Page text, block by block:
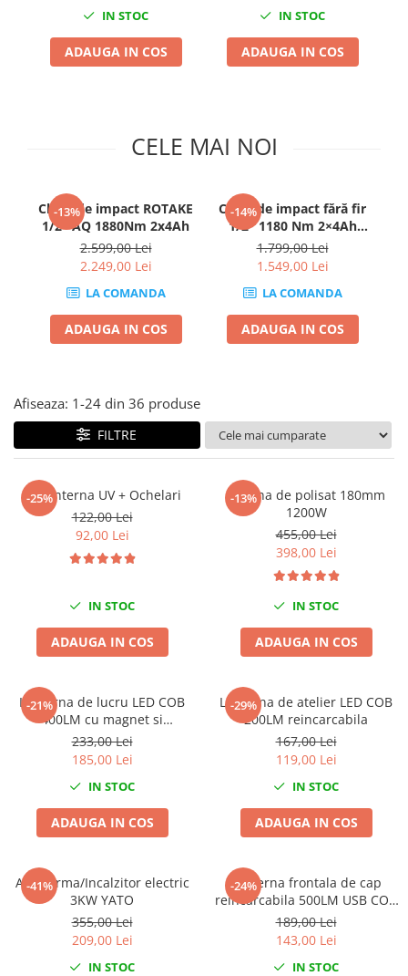
Cricuri cutie viteze
Dispozitive de sablat & accesorii
Cutii pentru scule
Dulapuri echipate
Dulapuri pentru scule
Module scule
Echipamente De Sudura
Aparate taiere cu plasma
Autogen
Mig-Mag
Sudura In Puncte
Tig-Wig
Pompe si Cilindri Hidraulici
Prese pentru arcuri
Redresoare,Roboti Pornire,Cabluri
Accesorii schimb ulei
Chei buson baie ulei
Recuperatoare de ulei
Scule Ajutatoare
Scule De Mana si Unelte
Aparate de nituit si capsat
Capsatoare tapiterie
Chei de Forta
Ciocane Dalti si Dornuri
Gresoare
Reparat Filete
IN STOC
ADAUGA IN COS
IN STOC
ADAUGA IN COS
CELE MAI NOI
-13%
Cheie de impact ROTAKE
1/2″ AQ 1880Nm 2x4Ah
2.599,00 Lei
2.249,00 Lei
LA COMANDA
ADAUGA IN COS
-14%
Cheie de impact fără fir
1/2" 1180 Nm 2×4Ah
Încărcător Geantă de
1.799,00 Lei
1.549,00 Lei
LA COMANDA
ADAUGA IN COS
Afiseaza: 1-24 din 36 produse
FILTRE
-25%
Kit lanterna UV + Ochelari
122,00 Lei
92,00 Lei
IN STOC
ADAUGA IN COS
-13%
Masina de polisat 180mm
1200W
455,00 Lei
398,00 Lei
IN STOC
ADAUGA IN COS
-21%
Lanterna de lucru LED COB
400LM cu magnet si
acumulator
233,00 Lei
185,00 Lei
IN STOC
ADAUGA IN COS
-29%
Lanterna de atelier LED COB
200LM reincarcabila
167,00 Lei
119,00 Lei
IN STOC
ADAUGA IN COS
-41%
Aeroterma/Incalzitor electric
3KW YATO
355,00 Lei
209,00 Lei
IN STOC
-24%
Lanterna frontala de cap
reincarcabila 500LM USB COB
LED
189,00 Lei
143,00 Lei
IN STOC